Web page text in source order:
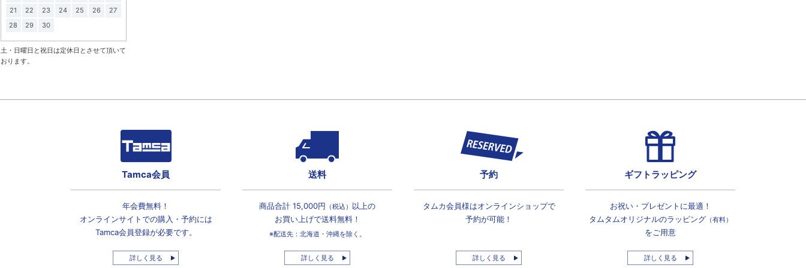
21
22 23 24 25 26
27
28
29 30
土・日曜日と祝日は定休日とさせて頂いて
おります。
Tamca会員
年会費無料！
オンラインサイトでの購入・予約には
Tamca会員登録が必要です。
詳しく見る
送料
商品合計 15,000円 （税込） 以上の
お買い上げで送料無料！
※配送先：北海道・沖縄を除く。
詳しく見る
予約
タムカ会員様はオンラインショップで
予約が可能！
詳しく見る
ギフトラッピング
お祝い・プレゼントに最適！
タムタムオリジナルのラッピング （有料）
をご用意
詳しく見る